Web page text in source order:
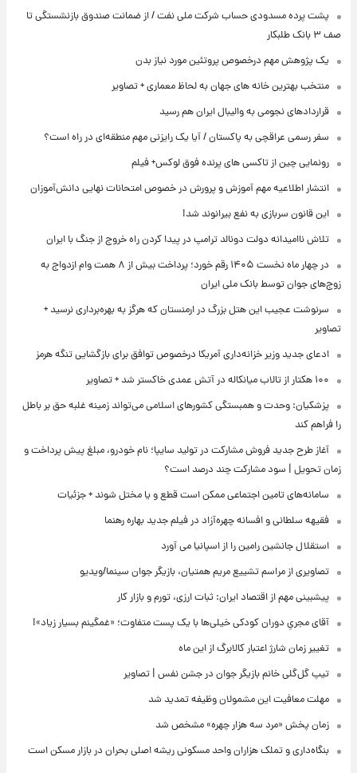
پشت پرده‌ مسدودی حساب شرکت ملی نفت / از ضمانت صندوق بازنشستگی تا
صف ۳ بانک طلبکار
یک پژوهش مهم درخصوص پروتئین مورد نیاز بدن
منتخب بهترین خانه های جهان به لحاظ معماری + تصاویر
قراردادهای نجومی به والیبال ایران هم رسید
سفر رسمی عراقچی به پاکستان / آیا یک رایزنی مهم منطقه‌ای در راه است؟
رونمایی چین از تاکسی های پرنده فوق لوکس+ فیلم
انتشار اطلاعیه مهم آموزش و پرورش در خصوص امتحانات نهایی دانش‌آموزان
این قانون سربازی به نفع بیرانوند شد!
تلاش ناامیدانه‌ دولت دونالد ترامپ در پیدا کردن راه خروج از جنگ با ایران
در چهار ماه نخست ۱۴۰۵ رقم خورد؛ پرداخت بیش از ۸ همت وام ازدواج به
زوج‌های جوان توسط بانک ملی ایران
سرنوشت عجیب این هتل بزرگ در ارمنستان که هرگز به بهره‌برداری نرسید +
تصاویر
ادعای جدید وزیر خزانه‌داری آمریکا درخصوص توافق برای بازگشایی تنگه هرمز
۱۰۰ هکتار از تالاب میانکاله در آتش عمدی خاکستر شد + تصاویر
پزشکیان: وحدت و همبستگی کشورهای اسلامی می‌تواند زمینه غلبه حق بر باطل
را فراهم کند
آغاز طرح جدید فروش مشارکت در تولید سایپا؛ نام خودرو، مبلغ پیش پرداخت و
زمان تحویل | سود مشارکت چند درصد است؟
سامانه‌های تامین اجتماعی ممکن است قطع و یا مختل شوند + جزئیات
فقیهه سلطانی و افسانه چهره‌آزاد در فیلم جدید بهاره رهنما
استقلال جانشین رامین را از اسپانیا می آورد
تصاویری از مراسم تشییع مریم همتیان، بازیگر جوان سینما/ویدیو
پیشبینی مهم از اقتصاد ایران: ثبات ارزی، تورم و بازار کار
آقای مجریِ دوران کودکی خیلی‌ها با یک پست متفاوت؛ «غمگینم بسیار زیاد»!
تغییر زمان شارژ اعتبار کالابرگ از این ماه
تیپ گل‌گلی خانم بازیگر جوان در جشن نفس | تصاویر
مهلت معافیت این مشمولان وظیفه تمدید شد
زمان پخش «مرد سه هزار چهره» مشخص شد
بنگاه‌داری و تملک هزاران واحد مسکونی ریشه اصلی بحران در بازار مسکن است